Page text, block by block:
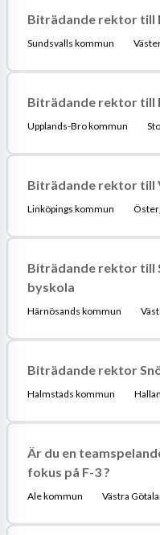
Biträdande rektor till
Sundsvalls kommun
Biträdande rektor till
Upplands-Bro kommun
Biträdande rektor till
Linköpings kommun
Biträdande rektor till
byskola
Härnösands kommun
Biträdande rektor
Halmstads kommun
Är du en
fokus på F-3 ?
Ale kommun Västra